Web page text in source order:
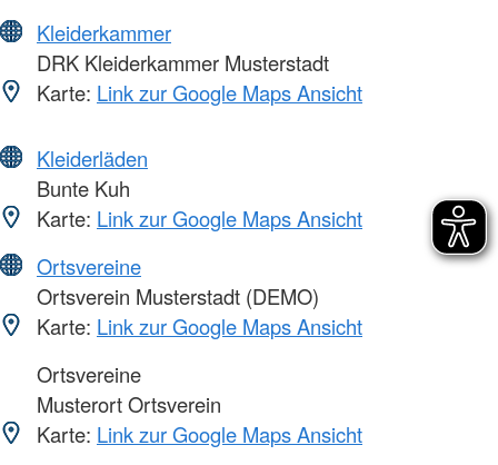
Kleiderkammer
DRK Kleiderkammer Musterstadt
Karte: Link zur Google Maps Ansicht
Kleiderläden
Bunte Kuh
Karte: Link zur Google Maps Ansicht
Ortsvereine
Ortsverein Musterstadt (DEMO)
Karte: Link zur Google Maps Ansicht
Ortsvereine
Musterort Ortsverein
Karte: Link zur Google Maps Ansicht